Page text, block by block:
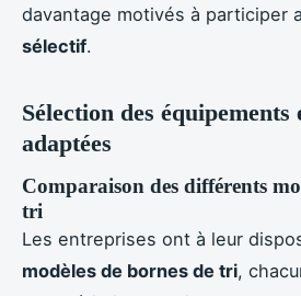
davantage motivés à participer
sélectif.
Sélection des équipements
adaptées
Comparaison des différents
tri
Les entreprises ont à leur
modèles de bornes de tri,